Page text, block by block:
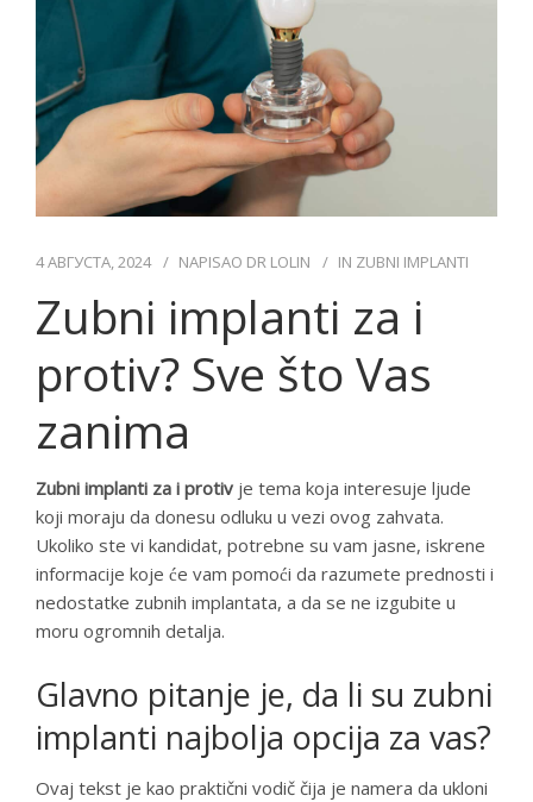
DR LOLIN
CENOVNIK
KONTAKT
СРПСКИ
4 АВГУСТА, 2024 NAPISAO DR LOLIN IN ZUBNI IMPLANTI
Zubni implanti za i
protiv? Sve što Vas
zanima
Zubni implanti za i protiv je tema koja interesuje ljude
koji moraju da donesu odluku u vezi ovog zahvata.
Ukoliko ste vi kandidat, potrebne su vam jasne, iskrene
informacije koje će vam pomoći da razumete prednosti i
nedostatke zubnih implantata, a da se ne izgubite u
moru ogromnih detalja.
Glavno pitanje je, da li su zubni
implanti najbolja opcija za vas?
Ovaj tekst je kao praktični vodič čija je namera da ukloni